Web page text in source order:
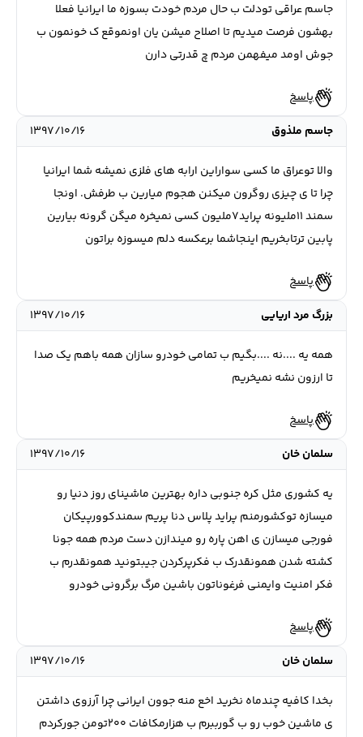
جاسم عراقی تودلت ب حال مردم خودت بسوزه ما ایرانیا فعلا
بهشون فرصت میدیم تا اصلاح میشن یان اونموقع ک خونمون ب
جوش اومد میفهمن مردم چ قدرتی دارن
پاسخ
جاسم ملذوق
۱۳۹۷/۱۰/۱۶
والا توعراق ما کسی سواراین ارابه های فلزی نمیشه شما ایرانیا
چرا تا ی چیزی روگرون میکنن هجوم میارین ب طرفش. اونجا
سمند ۱۱ملیونه پراید۷ملیون کسی نمیخره میگن گرونه بیارین
پابین ترتابخریم اینجاشما برعکسه دلم میسوزه براتون
پاسخ
بزرگ مرد اریایی
۱۳۹۷/۱۰/۱۶
همه یه ....نه ....بگیم ب تمامی خودرو سازان همه باهم یک صدا
تا ارزون نشه نمیخریم
پاسخ
سلمان خان
۱۳۹۷/۱۰/۱۶
یه کشوری مثل کره جنوبی داره بهترین ماشینای روز دنیا رو
میسازه توکشورمنم پراید پلاس دنا پریم سمندکوورپیکان
فورجی میسازن ی اهن پاره رو میندازن دست مردم همه جونا
کشته شدن همونقدرک ب فکرپرکردن جیبتونید همونقدرم ب
فکر امنیت وایمنی فرغوناتون باشین مرگ برگرونی خودرو
پاسخ
سلمان خان
۱۳۹۷/۱۰/۱۶
بخدا کافیه چندماه نخرید اخع منه جوون ایرانی چرا آرزوی داشتن
ی ماشین خوب رو ب گورببرم ب هزارمکافات ۲۰۰تومن جورکردم